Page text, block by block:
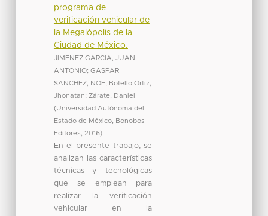
programa de
verificación vehicular de
la Megalópolis de la
Ciudad de México.
JIMENEZ GARCIA, JUAN
ANTONIO; GASPAR
SANCHEZ, NOE; Botello Ortiz,
Jhonatan; Zárate, Daniel
(Universidad Autónoma del
Estado de México, Bonobos
Editores
2016)
En el presente trabajo, se
analizan las características
técnicas y tecnológicas
que se emplean para
realizar la verificación
vehicular en la